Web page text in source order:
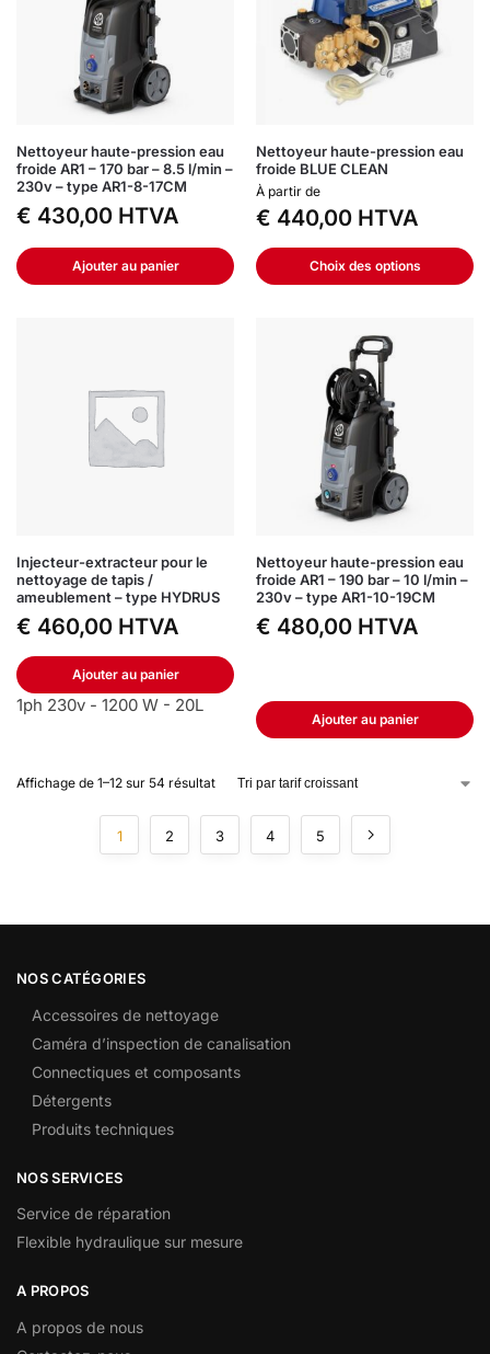
Nettoyeur haute-pression eau
froide AR1 – 170 bar – 8.5 l/min –
230v – type AR1-8-17CM
€ 430,00 HTVA
Ajouter au panier
Nettoyeur haute-pression eau
froide BLUE CLEAN
À partir de
€ 440,00 HTVA
Choix des options
Injecteur-extracteur pour le
nettoyage de tapis /
ameublement – type HYDRUS
€ 460,00 HTVA
Ajouter au panier
1ph 230v - 1200 W - 20L
Nettoyeur haute-pression eau
froide AR1 – 190 bar – 10 l/min –
230v – type AR1-10-19CM
€ 480,00 HTVA
Ajouter au panier
Affichage de 1–12 sur 54 résultat
1 2 3 4 5
NOS CATÉGORIES
Accessoires de nettoyage
Caméra d’inspection de canalisation
Connectiques et composants
Détergents
Produits techniques
NOS SERVICES
Service de réparation
Flexible hydraulique sur mesure
A PROPOS
A propos de nous